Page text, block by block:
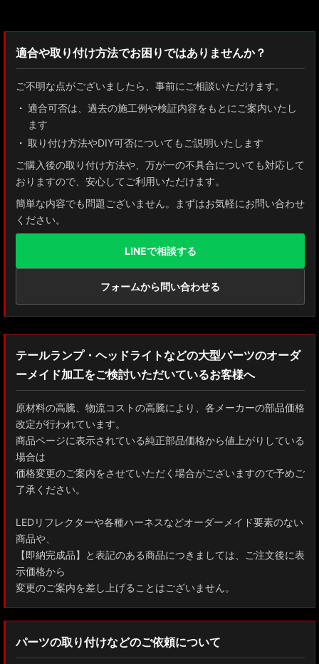
適合や取り付け方法でお困りではありませんか？
ご不明な点がございましたら、事前にご相談いただけます。
適合可否は、過去の施工例や検証内容をもとにご案内いたし
ます
取り付け方法やDIY可否についてもご説明いたします
ご購入後の取り付け方法や、万が一の不具合についても対応して
おりますので、安心してご利用いただけます。
簡単な内容でも問題ございません。まずはお気軽にお問い合わせ
ください。
LINEで相談する
フォームから問い合わせる
テールランプ・ヘッドライトなどの大型パーツのオーダ
ーメイド加工をご検討いただいているお客様へ
原材料の高騰、物流コストの高騰により、各メーカーの部品価格
改定が行われています。
商品ページに表示されている純正部品価格から値上がりしている
場合は
価格変更のご案内をさせていただく場合がございますので予めご
了承ください。
LEDリフレクターや各種ハーネスなどオーダーメイド要素のない
商品や、
【即納完成品】と表記のある商品につきましては、ご注文後に表
示価格から
変更のご案内を差し上げることはございません。
パーツの取り付けなどのご依頼について